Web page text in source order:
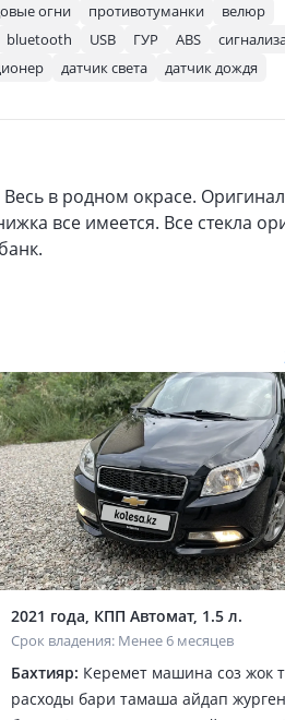
огни противотуманки
велюр
bluetooth USB ГУР ABS
датчик света
датчик дождя
в родном окрасе.
все имеется. Все стекла
2021 года, КПП Автомат, 1.5 л.
Срок владения: Менее 6 месяцев
Бахтияр: Керемет машина соз жок
расходы бари тамаша айдап